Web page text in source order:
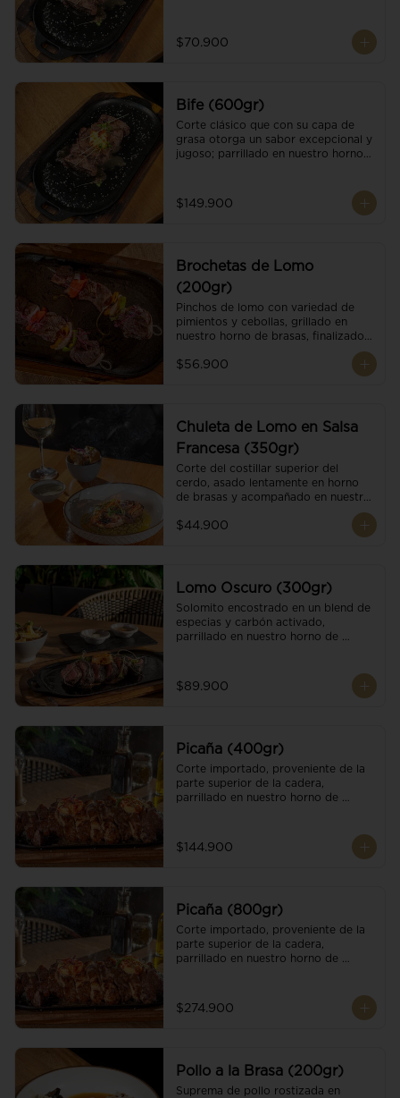
cristales de sal y mantequilla de ajo
y pimientos. Una guarnición a
$70.900
Bife (600gr)
Corte clásico que con su capa de
grasa otorga un sabor excepcional y
jugoso; parrillado en nuestro horno
cristales de sal y mantequilla de ajo
y pimientos. Dos guarniciones a
$149.900
Brochetas de Lomo
(200gr)
Pinchos de lomo con variedad de
pimientos y cebollas, grillado en
nuestro horno de brasas, finalizado
con cristales de sal. Acompañado de
salsa criolla.
$56.900
Chuleta de Lomo en Salsa
Francesa (350gr)
Corte del costillar superior del
cerdo, asado lentamente en horno
de brasas y acompañado en nuestra
$44.900
Lomo Oscuro (300gr)
Solomito encostrado en un blend de
especias y carbón activado,
parrillado en nuestro horno de
mantequilla de ajo y pimientos.
Acompañado de salsa criolla y una
$89.900
Picaña (400gr)
Corte importado, proveniente de la
parte superior de la cadera,
parrillado en nuestro horno de
Acompañado de salsa criolla de la
casa.
$144.900
Picaña (800gr)
Corte importado, proveniente de la
parte superior de la cadera,
parrillado en nuestro horno de
Acompañado de salsa criolla de la
casa.
$274.900
Pollo a la Brasa (200gr)
Suprema de pollo rostizada en